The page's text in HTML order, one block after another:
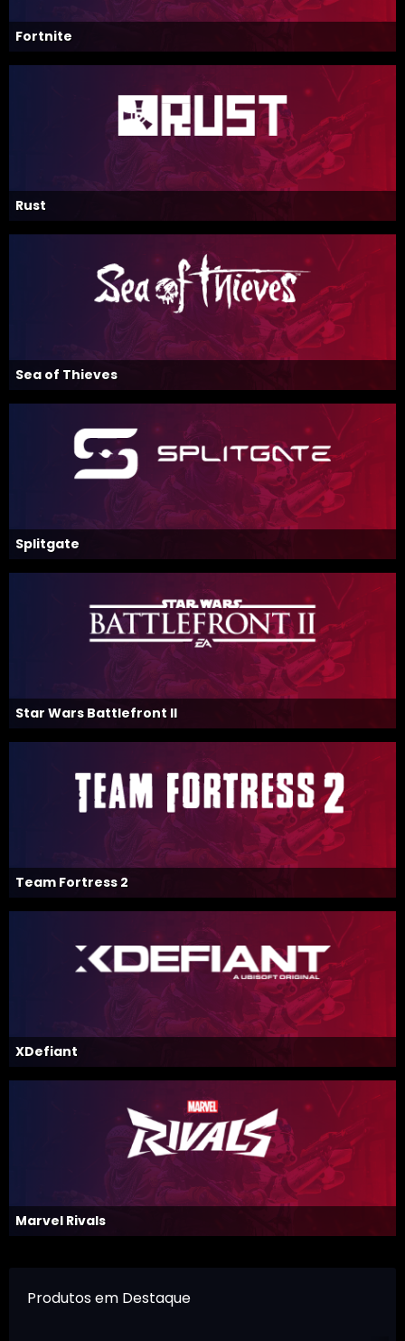
Fortnite
Rust
Sea of Thieves
Splitgate
Star Wars Battlefront II
Team Fortress 2
XDefiant
Marvel Rivals
Produtos em Destaque